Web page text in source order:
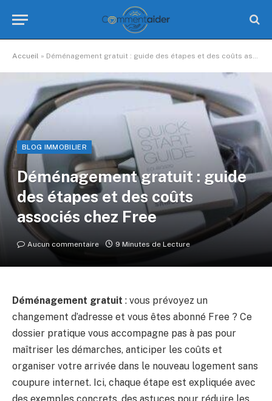
Accueil » Déménagement gratuit : guide des étapes et des coûts associés chez Free
BLOG IMMOBILIER
Déménagement gratuit : guide
des étapes et des coûts
associés chez Free
Aucun commentaire 9 Minutes de Lecture
Déménagement gratuit : vous prévoyez un
changement d’adresse et vous êtes abonné Free ? Ce
dossier pratique vous accompagne pas à pas pour
maîtriser les démarches, anticiper les coûts et
organiser votre arrivée dans le nouveau logement sans
coupure internet. Ici, chaque étape est expliquée avec